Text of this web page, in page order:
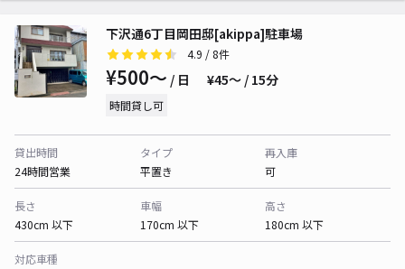
下沢通6丁目岡田邸[akippa]駐車場
4.9 / 8件
¥500〜 / 日 ¥45〜 / 15分
時間貸し可
貸出時間
24時間営業
タイプ
平置き
再入庫
可
長さ
430cm 以下
車幅
170cm 以下
高さ
180cm 以下
対応車種